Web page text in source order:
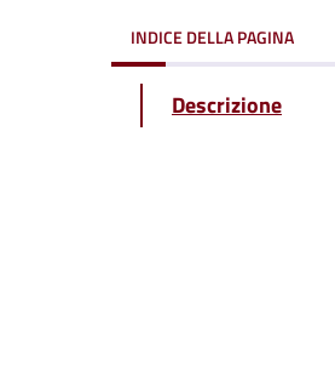
INDICE DELLA PAGINA
Descrizione